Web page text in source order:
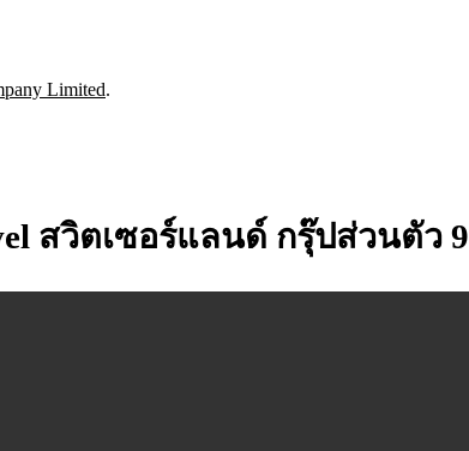
Limited.
สวิตเซอร์แลนด์ กรุ๊ปส่วนตัว 9